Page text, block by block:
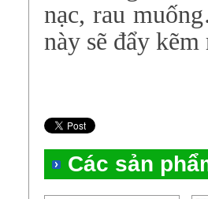
nạc, rau
này sẽ đẩy
Các sản